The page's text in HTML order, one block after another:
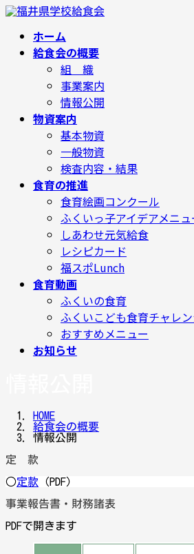
コ
ナ
ホーム
給食会の概要
組 織
事業案内
情報公開
物資案内
基本物資
一般物資
検査内容・結果
食育の推進
食育絵画コンクール
ふくいっ子アイデアメニ
しあわせ元気給食
レシピカード
福スポLunch
食育動画
ふくいの食育
ふくいこども食育チャレ
おすすめメニュー
お知らせ
HOME
給食会の概要
情報公開
定 款
○定款 （PDF）
事業報告書・財務諸表
PDFで開きます